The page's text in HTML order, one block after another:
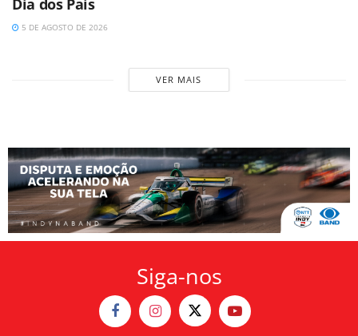
Dia dos Pais
5 DE AGOSTO DE 2026
VER MAIS
Siga-nos